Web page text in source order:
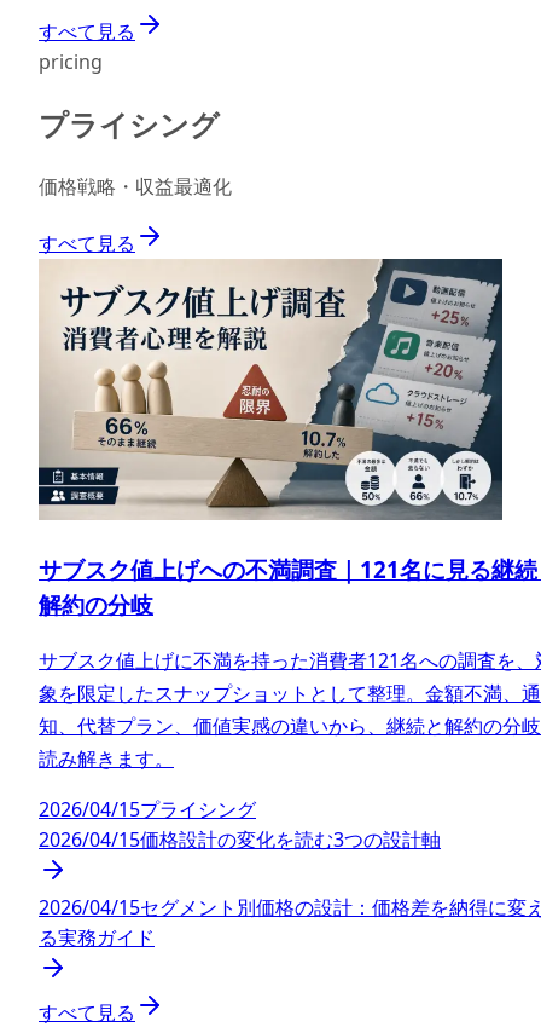
すべて見る
pricing
プライシング
価格戦略・収益最適化
すべて見る
サブスク値上げへの不満調査｜121名に見る継
解約の分岐
サブスク値上げに不満を持った消費者121名への調査を、
象を限定したスナップショットとして整理。金額不満、通
知、代替プラン、価値実感の違いから、継続と解約の分
読み解きます。
2026/04/15プライシング
2026/04/15価格設計の変化を読む3つの設計軸
2026/04/15セグメント別価格の設計：価格差を納得に変
る実務ガイド
すべて見る